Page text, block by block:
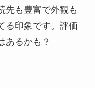
先も豊富で外観も
る印象です。評価
あるかも？